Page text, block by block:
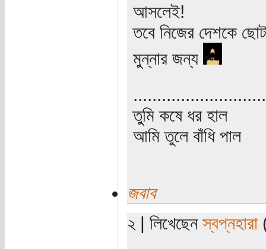
আসলেই!
তবে নিজের দেশকে
মুন্নার জন্য
তুমি কষে ধর হাল
আমি তুলে বাঁধি পাল
জবাব
২ | লিখেছেনস্বপ্নহারা